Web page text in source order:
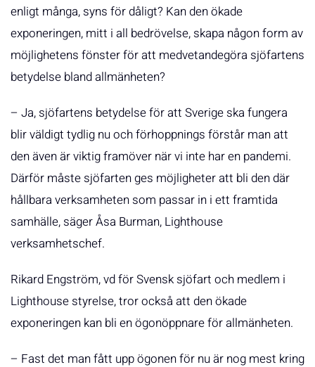
enligt många, syns för dåligt? Kan den ökade
exponeringen, mitt i all bedrövelse, skapa någon form av
möjlighetens fönster för att medvetandegöra sjöfartens
betydelse bland allmänheten?
– Ja, sjöfartens betydelse för att Sverige ska fungera
blir väldigt tydlig nu och förhoppnings förstår man att
den även är viktig framöver när vi inte har en pandemi.
Därför måste sjöfarten ges möjligheter att bli den där
hållbara verksamheten som passar in i ett framtida
samhälle, säger Åsa Burman, Lighthouse
verksamhetschef.
Rikard Engström, vd för Svensk sjöfart och medlem i
Lighthouse styrelse, tror också att den ökade
exponeringen kan bli en ögonöppnare för allmänheten.
– Fast det man fått upp ögonen för nu är nog mest kring